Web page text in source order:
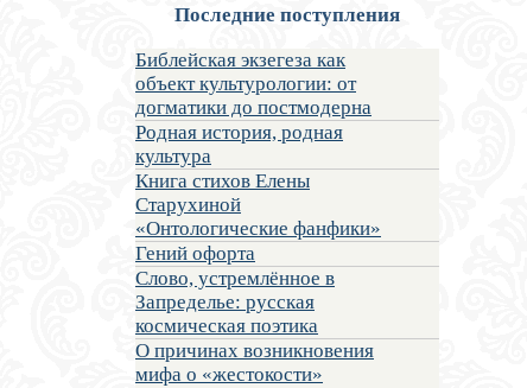
Последние поступления
Библейская экзегеза как
объект культурологии: от
догматики до постмодерна
Родная история, родная
культура
Книга стихов Елены
Старухиной
«Онтологические фанфики»
Гений офорта
Слово, устремлённое в
Запределье: русская
космическая поэтика
О причинах возникновения
мифа о «жестокости»